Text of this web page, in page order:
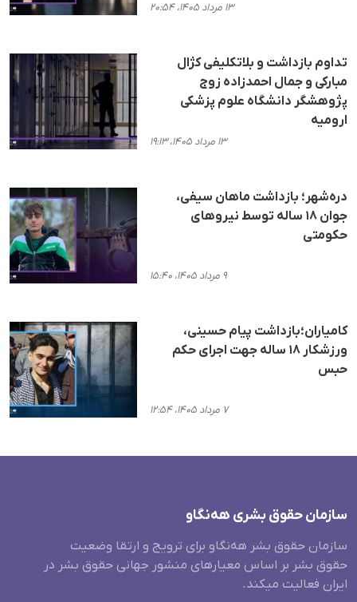
۱۳ مرداد ۱۴۰۵، ۲۰:۵۴
تداوم بازداشت و بلاتکلیفی کژال
مبارکی و جمال احمدزاده زوج
پژوهشگر دانشگاه علوم پزشکی
ارومیه
۱۳ مرداد ۱۴۰۵، ۱۹:۱۳
دره‌شهر؛ بازداشت ماهان سیفی،
جوان ۱۸ ساله توسط نیروهای
حکومتی
۹ مرداد ۱۴۰۵، ۱۵:۴۰
کامیاران؛بازداشت پیام حسینی،
ورزشکار ۱۸ ساله جهت اجرای حکم
حبس
۷ مرداد ۱۴۰۵، ۱۲:۵۴
سازمان حقوق بشری هەنگاو
سازمان حقوق بشر هه‌نگاو برای ترویج و ارتقا وضعیت
حقوق بشر بر اساس معیارهای منشور جهانی حقوق بشر در
ایران فعالیت میکند.